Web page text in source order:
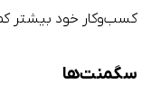
کسب‌وکار خود بیشتر
سگمنت‌ها